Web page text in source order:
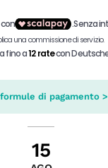
di pagamento >
15